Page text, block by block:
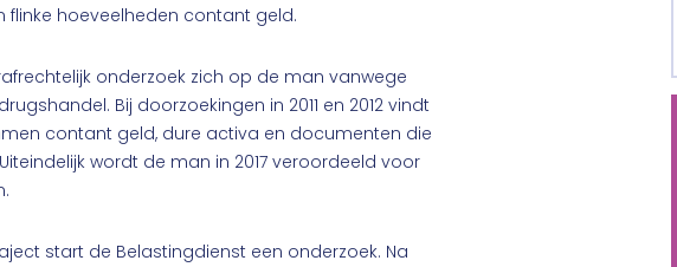
hoeveelheden contant geld.
onderzoek zich op de man vanwege
Bij doorzoekingen in 2011 en 2012 vindt
contant geld, dure activa en documenten die
wordt de man in 2017 veroordeeld voor
start de Belastingdienst een onderzoek. Na